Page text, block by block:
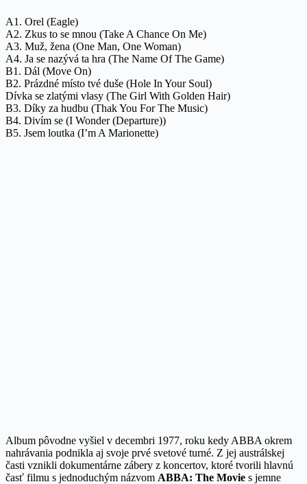
A1. Orel (Eagle)
A2. Zkus to se mnou (Take A Chance On Me)
A3. Muž, žena (One Man, One Woman)
A4. Ja se nazývá ta hra (The Name Of The Game)
B1. Dál (Move On)
B2. Prázdné místo tvé duše (Hole In Your Soul)
Dívka se zlatými vlasy (The Girl With Golden Hair)
B3. Díky za hudbu (Thak You For The Music)
B4. Divím se (I Wonder (Departure))
B5. Jsem loutka (I’m A Marionette)
Album pôvodne vyšiel v decembri 1977, roku kedy ABBA okrem
nahrávania podnikla aj svoje prvé svetové turné. Z jej austrálskej
časti vznikli dokumentárne zábery z koncertov, ktoré tvorili hlavnú
časť filmu s jednoduchým názvom ABBA: The Movie s jemne